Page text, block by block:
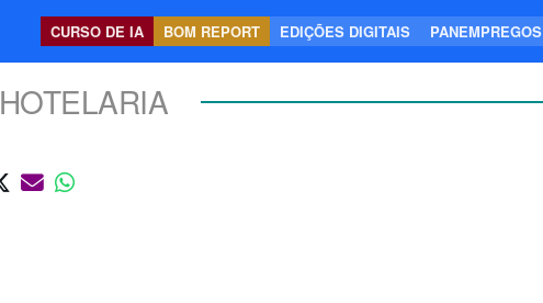
CURSO DE IA BOM REPORT EDIÇÕES DIGITAIS PANEMPREGOS
HOTELARIA